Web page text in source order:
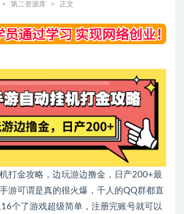
第二资源库 正文
打金攻略，边玩游边撸金，日产200+最
游可谓是真的很火爆，千人的QQ群都直
个了游戏超级简单，注册完账号就可以